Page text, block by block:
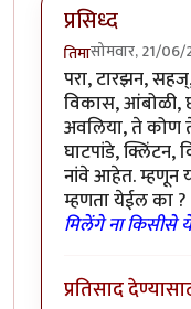
प्रसिध्द
तिमासोमवार, 21/
परा, टारझन,
विकास, आंबोळी,
अवलिया, ते कोण
घाटपांडे, क्लिंटन,
नांवे आहेत. म्हणून
म्हणता येईल का ?
मिलेंगे ना किसीसे
प्रतिसाद